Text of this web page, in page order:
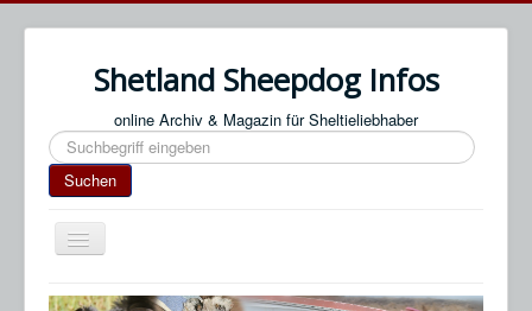
Shetland Sheepdog Infos
online Archiv & Magazin für Sheltieliebhaber
Suchen
Suchen
Navigation
an/aus
Start